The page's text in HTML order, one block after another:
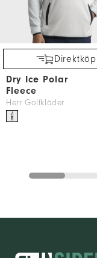
Direktköp
Dry Ice Polar
Fleece
Herr Golfkläder